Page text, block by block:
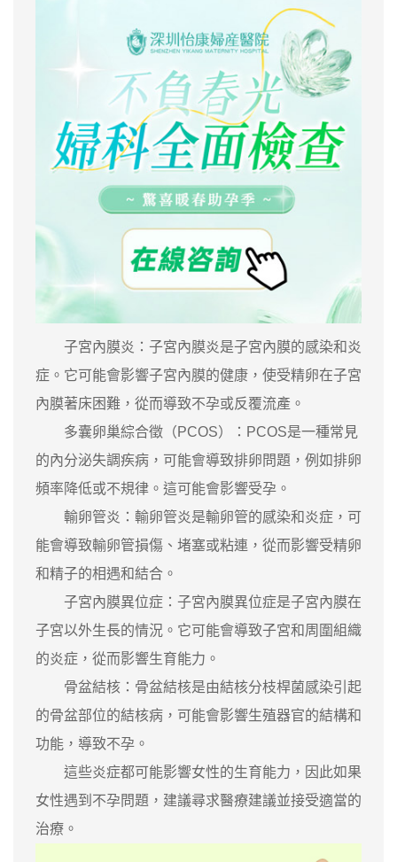
子宮內膜炎：子宮內膜炎是子宮內膜的感染和炎
症。它可能會影響子宮內膜的健康，使受精卵在子宮
內膜著床困難，從而導致不孕或反覆流產。
多囊卵巢綜合徵（PCOS）：PCOS是一種常見
的內分泌失調疾病，可能會導致排卵問題，例如排卵
頻率降低或不規律。這可能會影響受孕。
輸卵管炎：輸卵管炎是輸卵管的感染和炎症，可
能會導致輸卵管損傷、堵塞或粘連，從而影響受精卵
和精子的相遇和結合。
子宮內膜異位症：子宮內膜異位症是子宮內膜在
子宮以外生長的情況。它可能會導致子宮和周圍組織
的炎症，從而影響生育能力。
骨盆結核：骨盆結核是由結核分枝桿菌感染引起
的骨盆部位的結核病，可能會影響生殖器官的結構和
功能，導致不孕。
這些炎症都可能影響女性的生育能力，因此如果
女性遇到不孕問題，建議尋求醫療建議並接受適當的
治療。